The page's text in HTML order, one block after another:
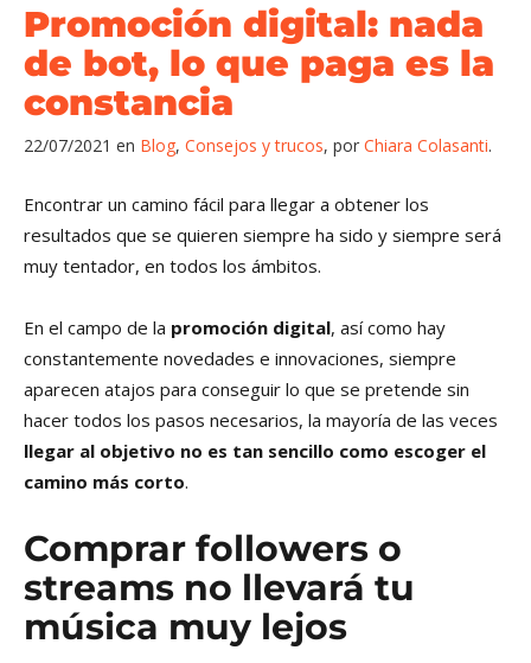
Promoción digital: nada
de bot, lo que paga es la
constancia
22/07/2021 en Blog, Consejos y trucos, por Chiara Colasanti
Encontrar un camino fácil para llegar a obtener los
resultados que se quieren siempre ha sido y siempre será
muy tentador, en todos los ámbitos.
En el campo de la promoción digital, así como hay
constantemente novedades e innovaciones, siempre
aparecen atajos para conseguir lo que se pretende sin
hacer todos los pasos necesarios, la mayoría de las veces
llegar al objetivo no es tan sencillo como escoger el
camino más corto.
Comprar followers o
streams no llevará tu
música muy lejos